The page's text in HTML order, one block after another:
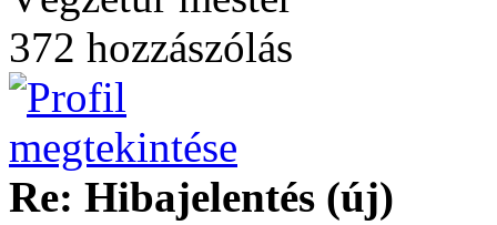
372 hozzászólás
Re: Hibajelentés (új)